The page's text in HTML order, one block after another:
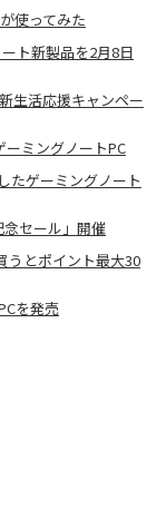
使ってみた
ト新製品を2月8日
生活応援キャンペー
ミングノートPC
たゲーミングノート
セール」開催
うとポイント最大30
を発売